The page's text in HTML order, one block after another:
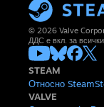
© 2026 Valve
ДДС е вкл. за
STEAM
Относно Steam
VALVE